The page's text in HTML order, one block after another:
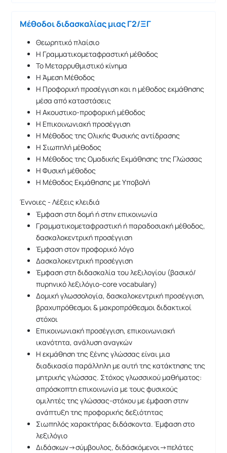
Μέθοδοι διδασκαλίας μιας Γ2/ΞΓ
Θεωρητικό πλαίσιο
Η Γραμματικομεταφραστική μέθοδος
Το Μεταρρυθμιστικό κίνημα
Η Άμεση Μέθοδος
Η Προφορική προσέγγιση και η μέθοδος εκμάθησης
μέσα από καταστάσεις
Η Ακουστικο-προφορική μέθοδος
Η Επικοινωνιακή προσέγγιση
Η Μέθοδος της Ολικής Φυσικής αντίδρασης
Η Σιωπηλή μέθοδος
Η Μέθοδος της Ομαδικής Εκμάθησης της Γλώσσας
Η Φυσική μέθοδος
Η Μέθοδος Εκμάθησης με Υποβολή
Έννοιες - Λέξεις κλειδιά
Έμφαση στη δομή ή στην επικοινωνία
Γραμματικομεταφραστική ή παραδοσιακή μέθοδος,
δασκαλοκεντρική προσέγγιση
Έμφαση στον προφορικό λόγο
Δασκαλοκεντρική προσέγγιση
Έμφαση στη διδασκαλία του λεξιλογίου (βασικό/
πυρηνικό λεξιλόγιο-core vocabulary)
Δομική γλωσσολογία, δασκαλοκεντρική προσέγγιση,
βραχυπρόθεσμοι & μακροπρόθεσμοι διδακτικοί
στόχοι
Επικοινωνιακή προσέγγιση, επικοινωνιακή
ικανότητα, ανάλυση αναγκών
Η εκμάθηση της ξένης γλώσσας είναι μια
διαδικασία παράλληλη με αυτή της κατάκτησης της
μητρικής γλώσσας. Στόχος γλωσσικού μαθήματος:
απρόσκοπτη επικοινωνία με τους φυσικούς
ομιλητές της γλώσσας-στόχου με έμφαση στην
ανάπτυξη της προφορικής δεξιότητας
Σιωπηλός χαρακτήρας διδάσκοντα. Έμφαση στο
λεξιλόγιο
Διδάσκων→σύμβουλος, διδάσκόμενοι→πελάτες